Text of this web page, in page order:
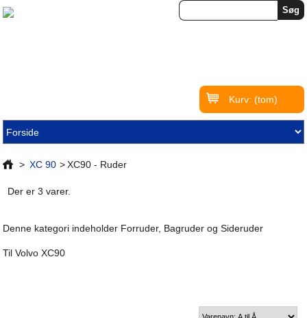
Kurv: (tom)
> XC 90 > XC90 - Ruder
Der er 3 varer.
Denne kategori indeholder Forruder, Bagruder og Sideruder
Til Volvo XC90